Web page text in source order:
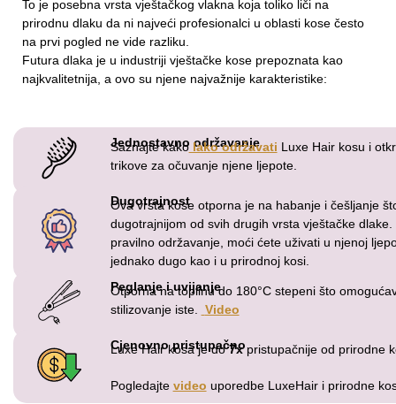
To je posebna vrsta vještačkog vlakna koja toliko liči na
prirodnu dlaku da ni najveći profesionalci u oblasti kose često
na prvi pogled ne vide razliku.
Futura dlaka je u industriji vještačke kose prepoznata kao
najkvalitetnija, a ovo su njene najvažnije karakteristike:
Jednostavno održavanje
Saznajte kakolako održavati Luxe Hair kosu i
trikove za očuvanje njene ljepote.
Dugotrajnost
Ova vrsta kose otporna je na habanje i češljanje
dugotrajnijom od svih drugih vrsta vještačke dlake.
pravilno održavanje, moći ćete uživati u njenoj
jednako dugo kao i u prirodnoj kosi.
Peglanje i uvijanje
Otporna na toplinu do 180°C stepeni što
stilizovanje iste. Video
Cjenovno pristupačno
Luxe Hair kosa je do7xpristupačnije od prirodne
Pogledajte video uporedbe LuxeHair i prirodne